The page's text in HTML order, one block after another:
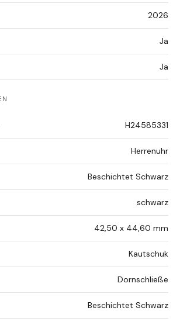
2026
Ja
Ja
H24585331
Herrenuhr
Beschichtet Schwarz
schwarz
42,50 x 44,60 mm
Kautschuk
Dornschließe
Beschichtet Schwarz